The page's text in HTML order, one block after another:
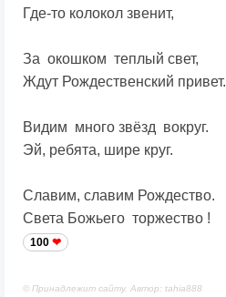
Где-то колокол звенит,
За окошком теплый свет,
Ждут Рождественский привет.
Видим много звёзд вокруг.
Эй, ребята, шире круг.
Славим, славим Рождество.
Света Божьего торжество !
100
© Принадлежит сайту. Автор: tahia888